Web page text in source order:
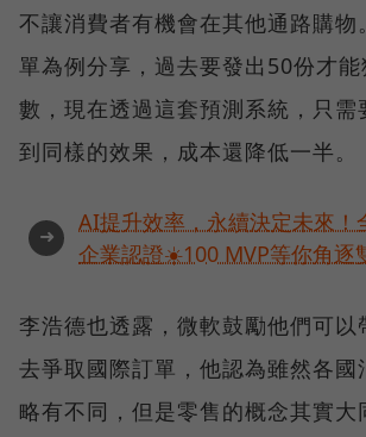
不讓消費者有機會在其他通路購物
單為例分享，過去要發出50份才
數，現在透過這套預測系統，只需
到同樣的效果，成本還降低一半。
➜
AI提升效率，永續決定未來！
企業認證☀️100 MVP等你角逐
李浩德也透露，微軟鼓勵他們可以
去爭取國際訂單，他認為雖然各國
略有不同，但是零售的概念其實大